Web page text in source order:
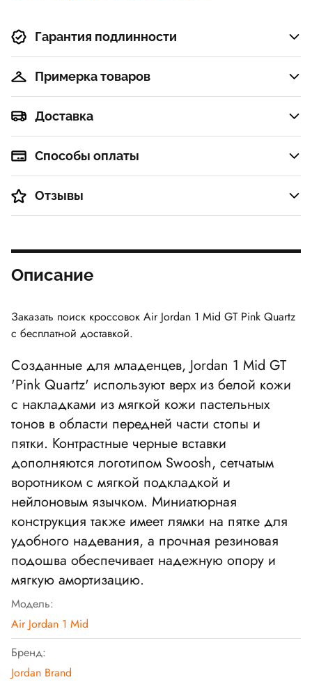
Гарантия подлинности
Примерка товаров
Доставка
Способы оплаты
Отзывы
Описание
Заказать поиск кроссовок Air Jordan 1 Mid GT Pink Quartz
с бесплатной доставкой.
Созданные для младенцев, Jordan 1 Mid GT
'Pink Quartz' используют верх из белой кожи
с накладками из мягкой кожи пастельных
тонов в области передней части стопы и
пятки. Контрастные черные вставки
дополняются логотипом Swoosh, сетчатым
воротником с мягкой подкладкой и
нейлоновым язычком. Миниатюрная
конструкция также имеет лямки на пятке для
удобного надевания, а прочная резиновая
подошва обеспечивает надежную опору и
мягкую амортизацию.
Модель:
Air Jordan 1 Mid
Бренд:
Jordan Brand